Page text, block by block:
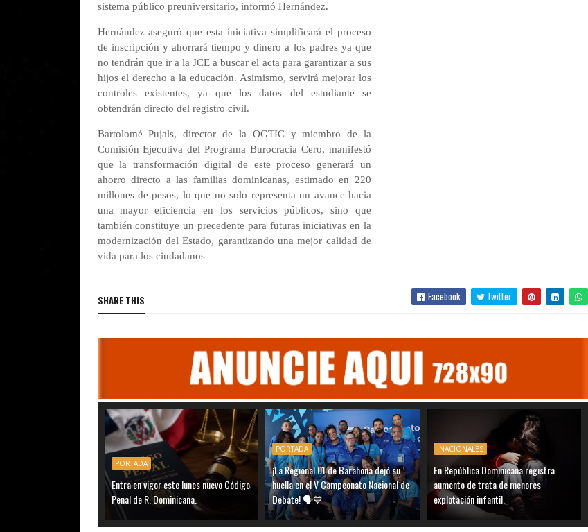
sistema público preuniversitario, informó Hernández.
Hernández aseguró que esta iniciativa simplificará el proceso
de inscripción y ahorrará tiempo y dinero a los padres ya que
no tendrán que ir a la JCE a buscar el acta para garantizar a sus
hijos el derecho a la educación. Asimismo, servirá mejorar los
controles existentes, ya que los datos del estudiante se
obtendrán directo del registro civil.
Bartolomé Pujals, director de la OGTIC y miembro de la
Comisión Ejecutiva del Programa Burocracia Cero, manifestó
que la transformación digital de este proceso generará un
ahorro directo a las familias dominicanas, estimado en 220
millones de pesos, lo que no solo representa un avance hacia
una mayor eficiencia en los servicios públicos, sino que
también constituye un precedente para futuras iniciativas en la
modernización del Estado, garantizando una mejor calidad de
vida para los ciudadanos
SHARE THIS Facebook Twitter
PORTADA
Entra en vigor este lunes nuevo Código
Penal de R. Dominicana.
PORTADA
¡La Regional 01 de Barahona dejó su
huella en el V Campeonato Nacional de
Debate! 🗣️💙
.NACIONALES
En República Dominicana registra
aumento de trata de menores
explotación infantil.